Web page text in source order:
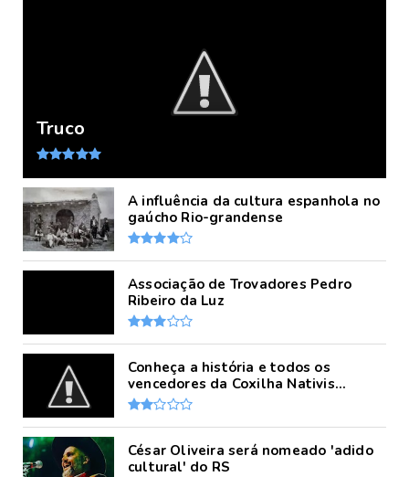
Truco
A influência da cultura espanhola no
gaúcho Rio-grandense
Associação de Trovadores Pedro
Ribeiro da Luz
Conheça a história e todos os
vencedores da Coxilha Nativis...
César Oliveira será nomeado 'adido
cultural' do RS